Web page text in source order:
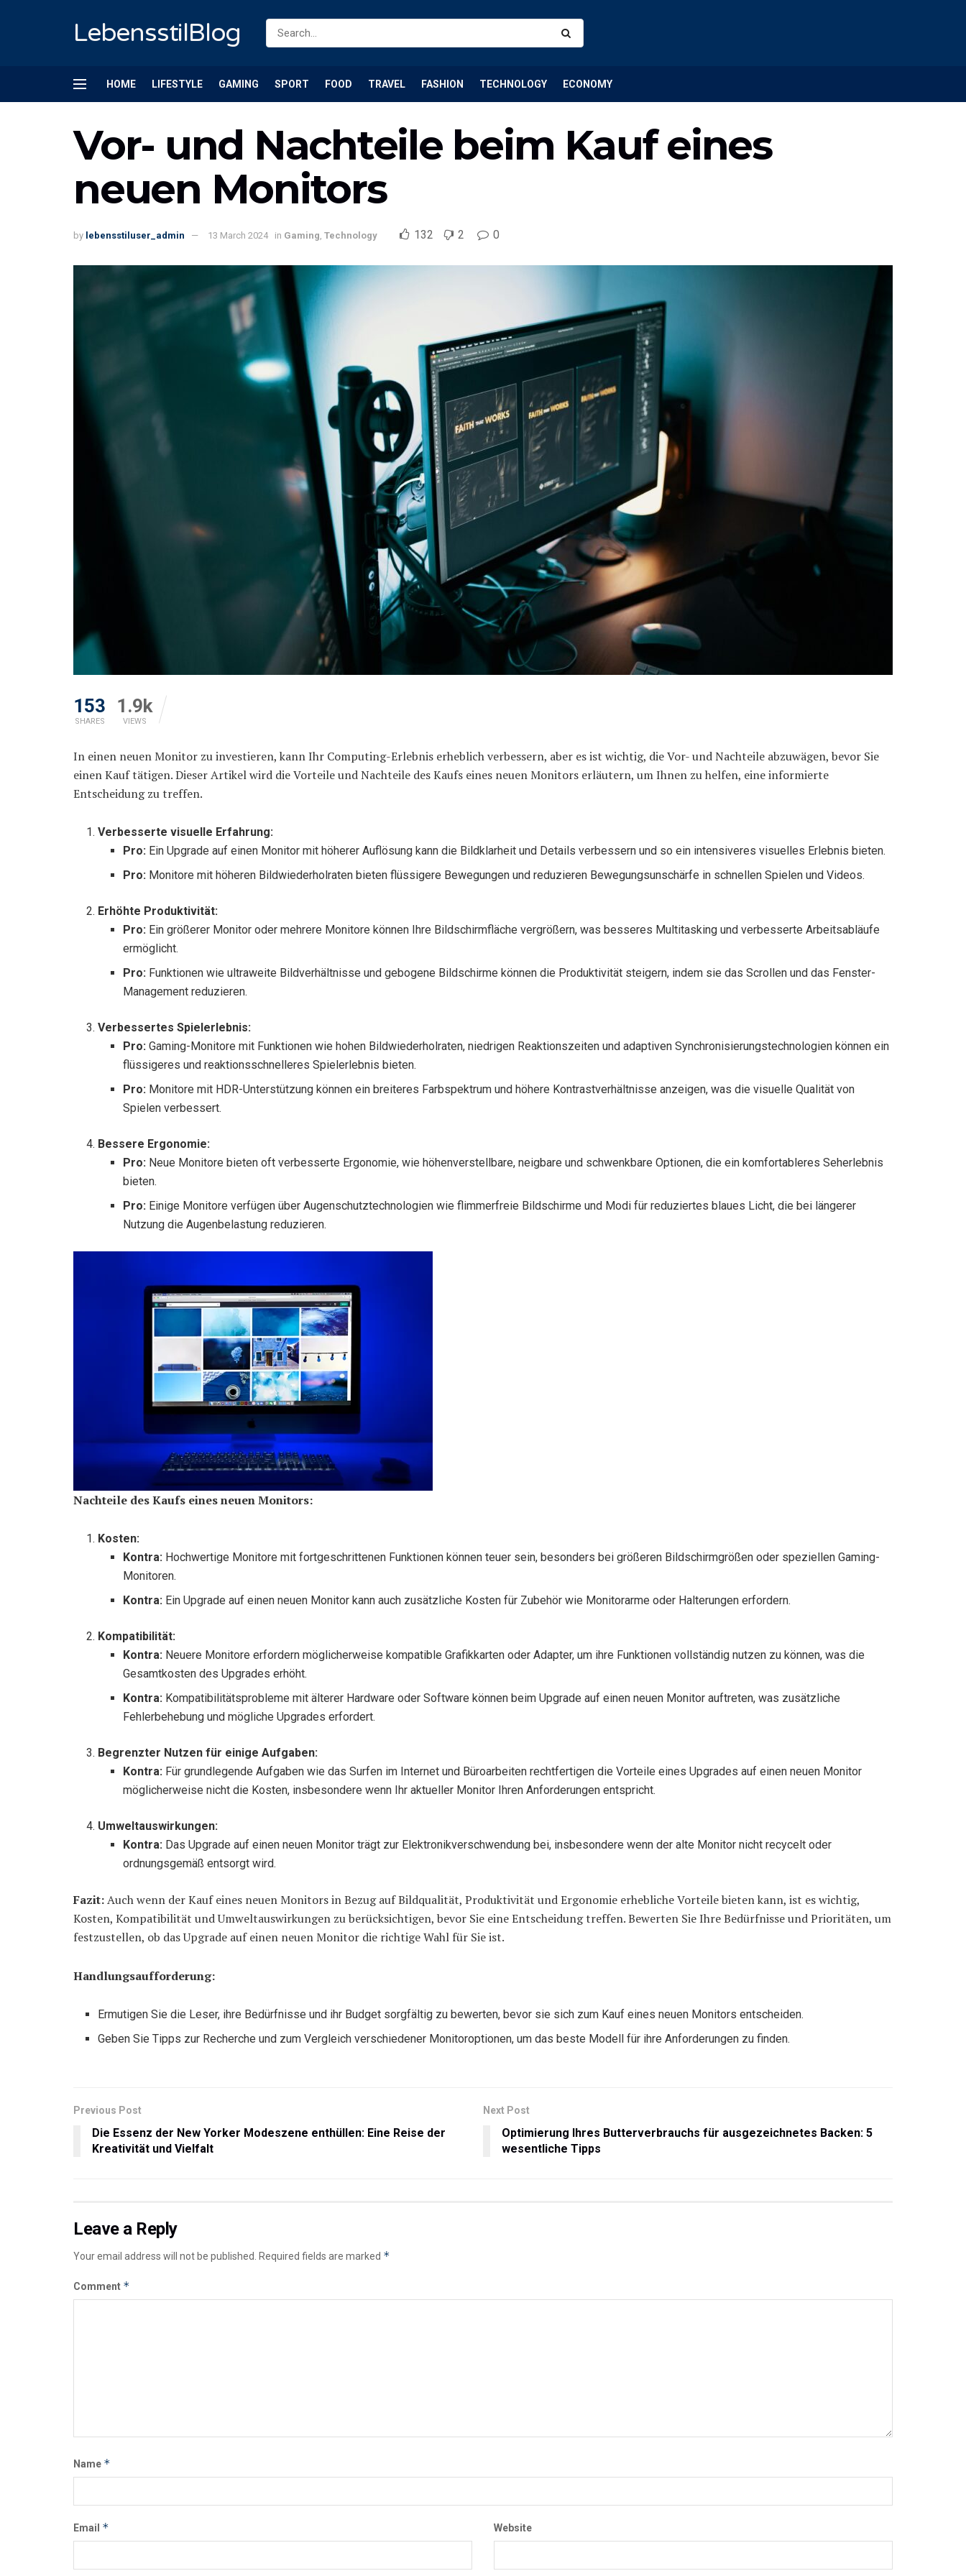
LebensstilBlog
HOME LIFESTYLE GAMING SPORT FOOD TRAVEL FASHION TECHNOLOGY ECONOMY
Vor- und Nachteile beim Kauf eines
neuen Monitors
by lebensstiluser_admin 13 March 2024 in Gaming, Technology 132 2 0
153
SHARES
1.9k
VIEWS
In einen neuen Monitor zu investieren, kann Ihr Computing-Erlebnis erheblich verbessern, aber es ist wichtig, die Vor- und Nachteile abzuwägen, bevor Sie
einen Kauf tätigen. Dieser Artikel wird die Vorteile und Nachteile des Kaufs eines neuen Monitors erläutern, um Ihnen zu helfen, eine informierte
Entscheidung zu treffen.
Verbesserte visuelle Erfahrung:
Pro:Ein Upgrade auf einen Monitor mit höherer Auflösung kann die Bildklarheit und Details verbessern und so ein intensiveres visuelles Erlebnis bieten.
Pro:Monitore mit höheren Bildwiederholraten bieten flüssigere Bewegungen und reduzieren Bewegungsunschärfe in schnellen Spielen und Videos.
Erhöhte Produktivität:
Pro:Ein größerer Monitor oder mehrere Monitore können Ihre Bildschirmfläche vergrößern, was besseres Multitasking und verbesserte Arbeitsabläufe
ermöglicht.
Pro:Funktionen wie ultraweite Bildverhältnisse und gebogene Bildschirme können die Produktivität steigern, indem sie das Scrollen und das Fenster-
Management reduzieren.
Verbessertes Spielerlebnis:
Pro:Gaming-Monitore mit Funktionen wie hohen Bildwiederholraten, niedrigen Reaktionszeiten und adaptiven Synchronisierungstechnologien können ein
flüssigeres und reaktionsschnelleres Spielerlebnis bieten.
Pro:Monitore mit HDR-Unterstützung können ein breiteres Farbspektrum und höhere Kontrastverhältnisse anzeigen, was die visuelle Qualität von
Spielen verbessert.
Bessere Ergonomie:
Pro:Neue Monitore bieten oft verbesserte Ergonomie, wie höhenverstellbare, neigbare und schwenkbare Optionen, die ein komfortableres Seherlebnis
bieten.
Pro:Einige Monitore verfügen über Augenschutztechnologien wie flimmerfreie Bildschirme und Modi für reduziertes blaues Licht, die bei längerer
Nutzung die Augenbelastung reduzieren.
Nachteile des Kaufs eines neuen Monitors:
Kosten:
Kontra:Hochwertige Monitore mit fortgeschrittenen Funktionen können teuer sein, besonders bei größeren Bildschirmgrößen oder speziellen Gaming-
Monitoren.
Kontra:Ein Upgrade auf einen neuen Monitor kann auch zusätzliche Kosten für Zubehör wie Monitorarme oder Halterungen erfordern.
Kompatibilität:
Kontra:Neuere Monitore erfordern möglicherweise kompatible Grafikkarten oder Adapter, um ihre Funktionen vollständig nutzen zu können, was die
Gesamtkosten des Upgrades erhöht.
Kontra:Kompatibilitätsprobleme mit älterer Hardware oder Software können beim Upgrade auf einen neuen Monitor auftreten, was zusätzliche
Fehlerbehebung und mögliche Upgrades erfordert.
Begrenzter Nutzen für einige Aufgaben:
Kontra:Für grundlegende Aufgaben wie das Surfen im Internet und Büroarbeiten rechtfertigen die Vorteile eines Upgrades auf einen neuen Monitor
möglicherweise nicht die Kosten, insbesondere wenn Ihr aktueller Monitor Ihren Anforderungen entspricht.
Umweltauswirkungen:
Kontra:Das Upgrade auf einen neuen Monitor trägt zur Elektronikverschwendung bei, insbesondere wenn der alte Monitor nicht recycelt oder
ordnungsgemäß entsorgt wird.
Fazit:Auch wenn der Kauf eines neuen Monitors in Bezug auf Bildqualität, Produktivität und Ergonomie erhebliche Vorteile bieten kann, ist es wichtig,
Kosten, Kompatibilität und Umweltauswirkungen zu berücksichtigen, bevor Sie eine Entscheidung treffen. Bewerten Sie Ihre Bedürfnisse und Prioritäten, um
festzustellen, ob das Upgrade auf einen neuen Monitor die richtige Wahl für Sie ist.
Handlungsaufforderung:
Ermutigen Sie die Leser, ihre Bedürfnisse und ihr Budget sorgfältig zu bewerten, bevor sie sich zum Kauf eines neuen Monitors entscheiden.
Geben Sie Tipps zur Recherche und zum Vergleich verschiedener Monitoroptionen, um das beste Modell für ihre Anforderungen zu finden.
Previous Post
Die Essenz der New Yorker Modeszene enthüllen: Eine Reise der
Kreativität und Vielfalt
Next Post
Optimierung Ihres Butterverbrauchs für ausgezeichnetes Backen: 5
wesentliche Tipps
Leave a Reply
Your email address will not be published. Required fields are marked *
Comment *
Name *
Email * Website